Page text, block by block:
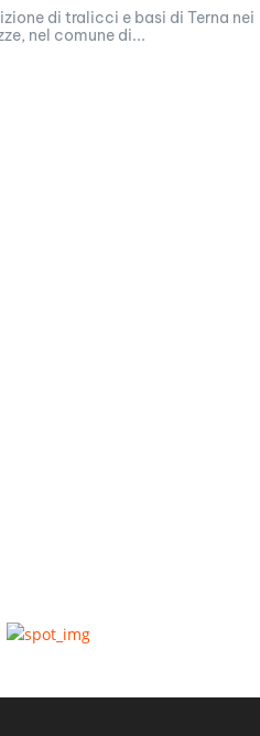
di tralicci e basi di Terna nei
nel comune di...